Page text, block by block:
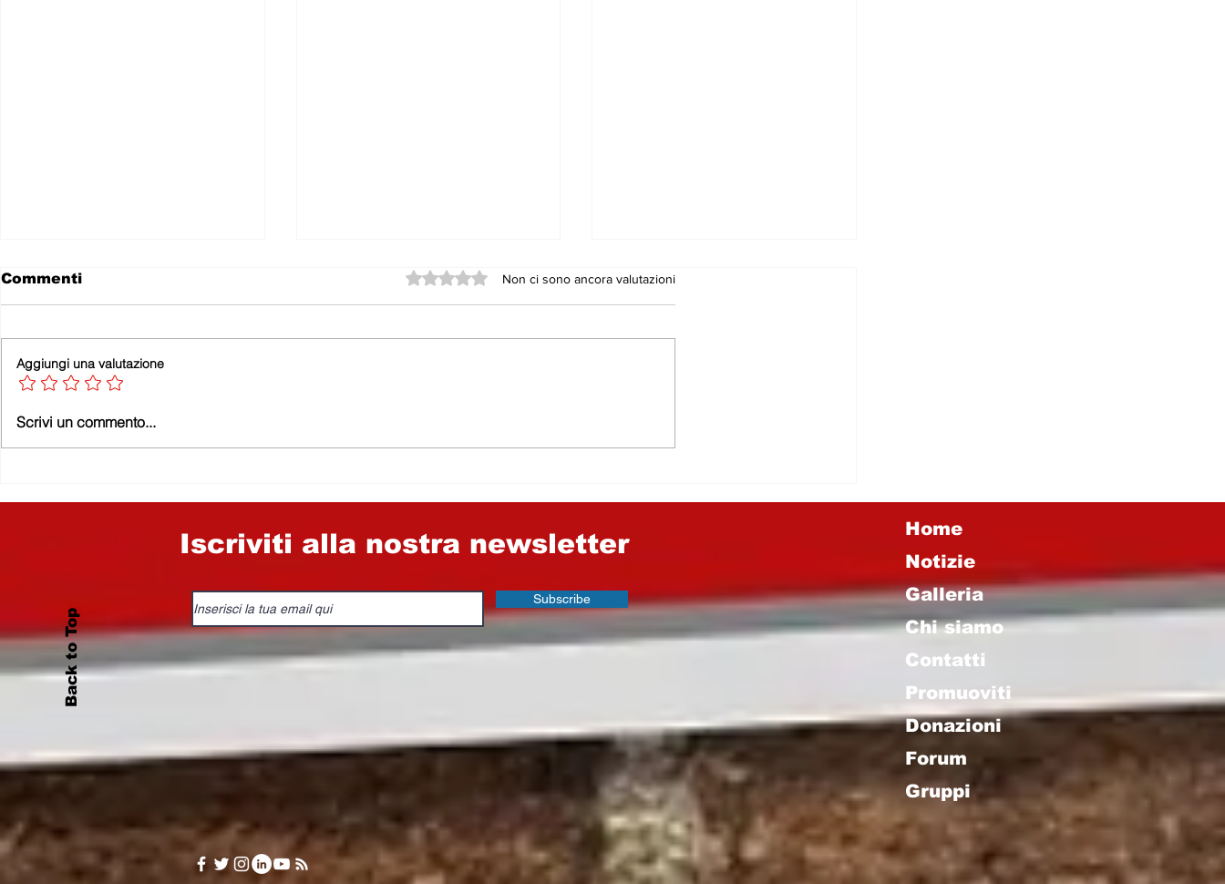
LA LOCOMOTIVA NON
PENNA NON HA
dimentica chi sono i
Commenti Valutazione 0 stelle su 5.Non ci sono ancora valutazioni
Aggiungi una valutazione
Scrivi un commento...
Back to Top
Iscriviti alla nostra newsletter
Subscribe
Home
Notizie
Galleria
Chi siamo
Contatti
Promuoviti
Donazioni
Forum
Gruppi